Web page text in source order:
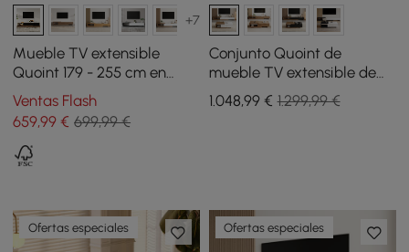
+7
Mueble TV extensible
Quoint 179 - 255 cm en
madera con 3 cajones -
negro y nogal
Ventas Flash
659,99 € 699,99 €
Conjunto Quoint de
mueble TV extensible de
179 cm a 255 cm y mesa de
centro en color blanco y
1.048,99€ 1.299,99 €
Ofertas especiales Ofertas especiales